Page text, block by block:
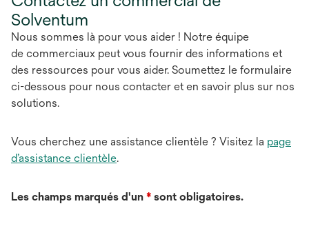
Solventum
Nous sommes là pour vous aider ! Notre équipe
de commerciaux peut vous fournir des informations et
des ressources pour vous aider. Soumettez le formulaire
ci-dessous pour nous contacter et en savoir plus sur nos
solutions.
Vous cherchez une assistance clientèle ? Visitez la page
d’assistance clientèle.
Les champs marqués d'un * sont obligatoires.